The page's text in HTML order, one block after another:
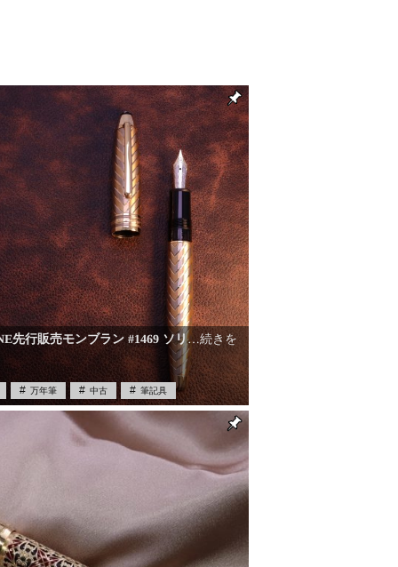
先行販売モンブラン #1469 ソリ…続きを
万年筆 中古 筆記具
買取 金無垢